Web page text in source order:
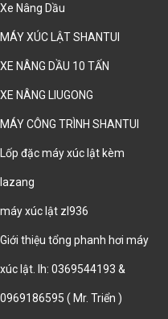
Xe Nâng Dầu
MÁY XÚC LẬT SHANTUI
XE NÂNG DẦU 10 TẤN
XE NÂNG LIUGONG
MÁY CÔNG TRÌNH SHANTUI
Lốp đặc máy xúc lật kèm
lazang
máy xúc lật zl936
Giới thiệu tổng phanh hơi máy
xúc lật. lh: 0369544193 &
0969186595 ( Mr. Triển )